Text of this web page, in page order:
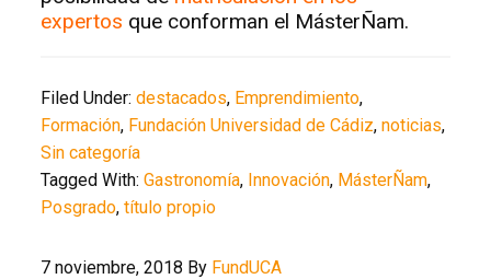
expertos que conforman el MásterÑam.
Filed Under:destacados, Emprendimiento,
Formación, Fundación Universidad de Cádiz,noticias,
Sin categoría
Tagged With:Gastronomía, Innovación, MásterÑam,
Posgrado,título propio
7 noviembre, 2018 By FundUCA